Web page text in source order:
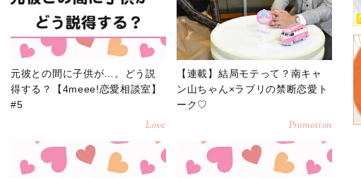
元彼との間に子供が…。どう説
得する？【4meee!恋愛相談室】
#5
Love
【連載】結局モテって？南キャ
ン山ちゃん×ラブリの禁断恋愛ト
ーク♡
Promotion